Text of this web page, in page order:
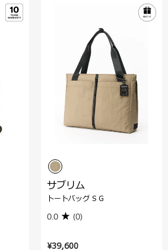
¥39,600
サブリム
トートバッグ S G
0.0 (0)